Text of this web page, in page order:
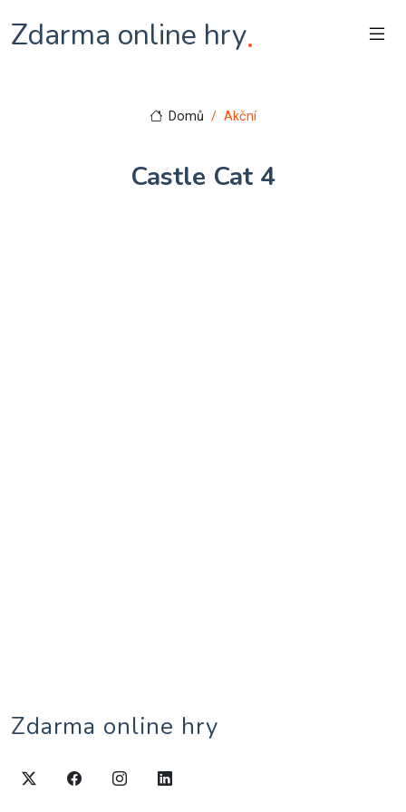
Zdarma online hry.
Domů Akční
Castle Cat 4
Zdarma online hry